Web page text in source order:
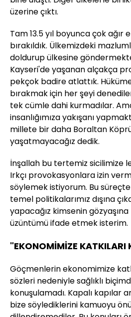
üzerine çıktı.
Tam 13.5 yıl boyunca çok ağır
bırakıldık. Ülkemizdeki
doldurup ülkesine
Kayseri'de yaşanan alçakça
pekçok badire atlattık.
bırakmak için her şeyi
tek cümle dahi kurmadılar.
insanlığımıza yakışanı
millete bir daha Boraltan
yaşatmayacağız dedik.
İnşallah bu tertemiz sicilimize
Irkçı provokasyonlara izin
söylemek istiyorum. Bu
temel politikalarımız dışına
yapacağız kimsenin
üzüntümü ifade etmek isterim.
"EKONOMİMİZE KATKILARI
Göçmenlerin ekonomimize
sözleri nedeniyle sağlıklı
konuşulamadı. Kapalı kapılar
bize söylediklerini kamuoyu